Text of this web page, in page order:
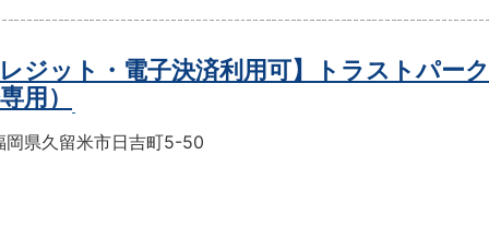
レジット・電子決済利用可】トラストパー
用）
岡県久留米市日吉町5-50